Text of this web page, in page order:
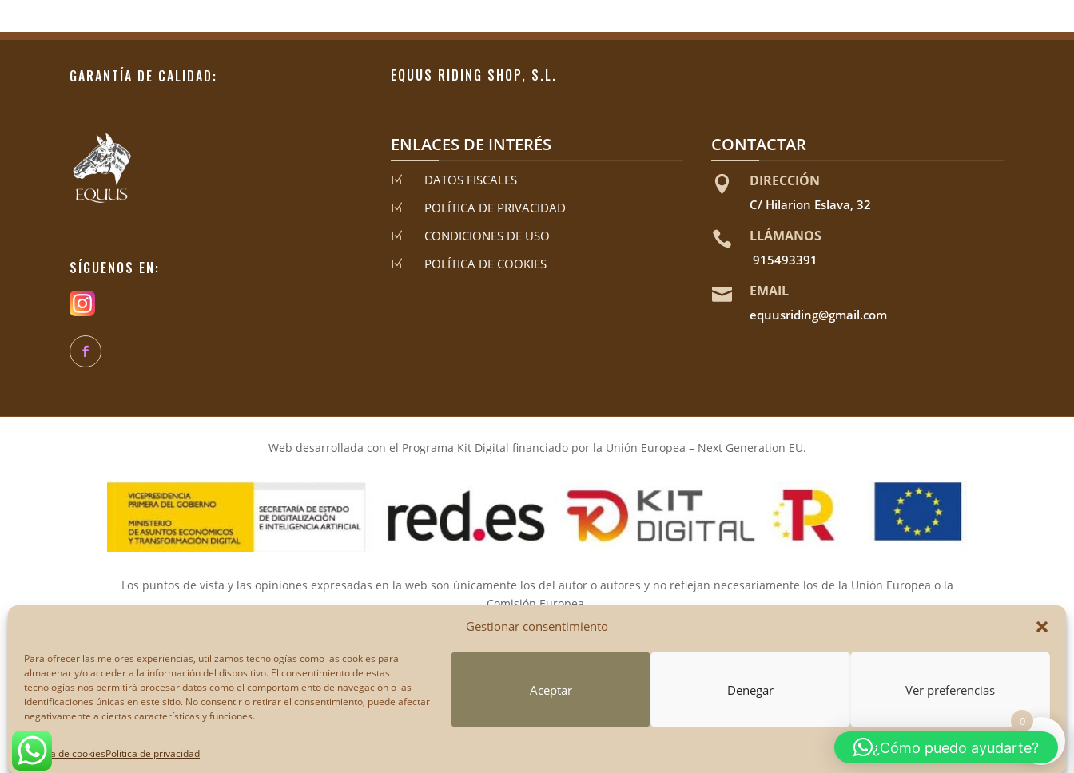
Gestionar consentimiento
Para ofrecer las mejores experiencias, utilizamos tecnologías como las cookies para
almacenar y/o acceder a la información del dispositivo. El consentimiento de estas
tecnologías nos permitirá procesar datos como el comportamiento de navegación o las
identificaciones únicas en este sitio. No consentir o retirar el consentimiento, puede afectar
negativamente a ciertas características y funciones.
Aceptar Denegar Ver preferencias
Política de cookiesPolítica de privacidad
GARANTÍA DE CALIDAD:
SÍGUENOS EN:
EQUUS RIDING SHOP, S.L.
ENLACES DE INTERÉS
Z DATOS FISCALES
Z POLÍTICA DE PRIVACIDAD
Z CONDICIONES DE USO
Z POLÍTICA DE COOKIES
CONTACTAR
 DIRECCIÓN
C/ Hilarion Eslava, 32
 LLÁMANOS
915493391
 EMAIL
equusriding@gmail.com
Web desarrollada con el Programa Kit Digital financiado por la Unión Europea – Next Generation EU.
Los puntos de vista y las opiniones expresadas en la web son únicamente los del autor o autores y no reflejan necesariamente los de la Unión Europea o la
Comisión Europea.
Ni la Unión Europea ni la Comisión Europea pueden ser consideradas responsables de las mismas.
0
¿Cómo puedo ayudarte?